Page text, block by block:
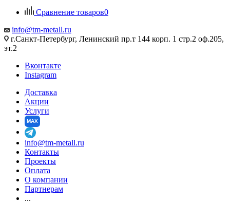
Сравнение товаров0
info@tm-metall.ru
г.Санкт-Петербург, Ленинский пр.т 144 корп. 1 стр.2 оф.205,
эт.2
Вконтакте
Instagram
Доставка
Акции
Услуги
MAX
info@tm-metall.ru
Контакты
Проекты
Оплата
О компании
Партнерам
...